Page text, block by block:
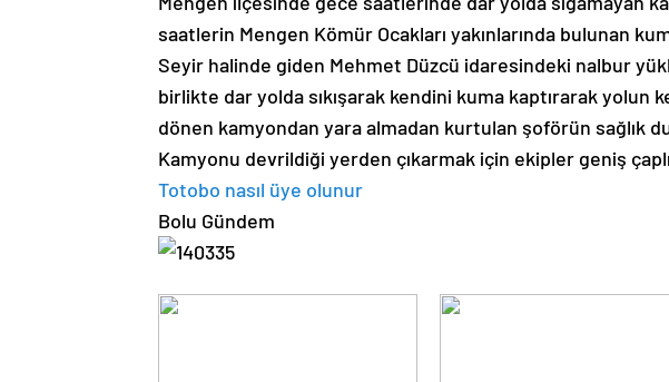
saatlerin Mengen Kömür Ocakları yakınlarında bulunan
Seyir halinde giden Mehmet Düzcü idaresindeki nalbur
birlikte dar yolda sıkışarak kendini kuma kaptırarak yolun
dönen kamyondan yara almadan kurtulan şoförün sağlık
Kamyonu devrildiği yerden çıkarmak için ekipler geniş
Totobo nasıl üye olunur
Bolu Gündem